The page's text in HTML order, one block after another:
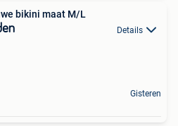
bikini maat M/L
Details
Gisteren